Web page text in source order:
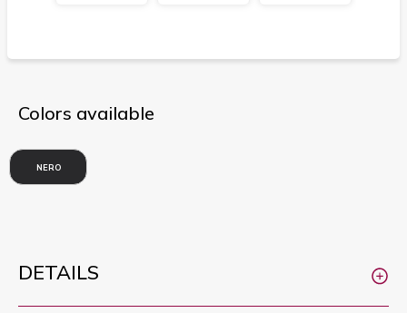
Colors available
NERO
DETAILS